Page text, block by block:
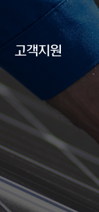
고객지원